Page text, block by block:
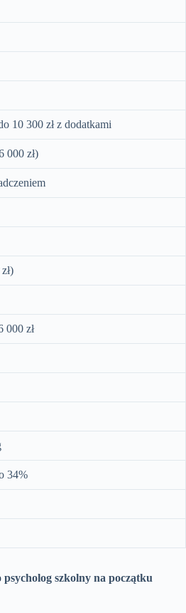
10 300 zł z dodatkami
000 zł)
000 zł
34%
szkolny na początku